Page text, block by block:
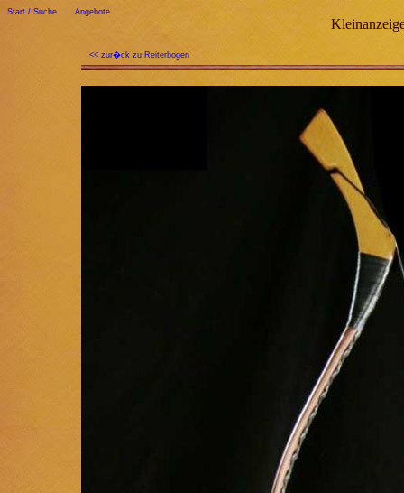
Start / Suche Angebote
<< zur�ck zu Reiterbogen